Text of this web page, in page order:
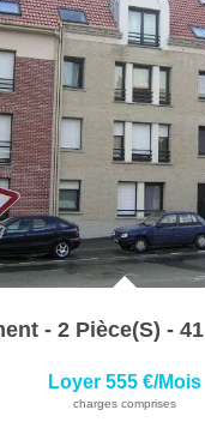
- 2 Pièce(s) -
Loyer 555 €/mois
charges comprises